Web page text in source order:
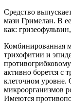
Средство
мази Гримелан. В
как:
Комбинированная
трихофитии и
активно борется с
клеточном уровне.
микроорганизмов
Имеются